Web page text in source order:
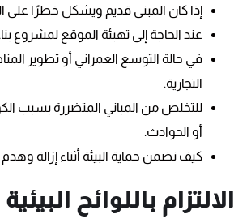
إذا كان المبنى قديم ويشكل خطرًا على
عند الحاجة إلى تهيئة الموقع لمشروع
في حالة التوسع العمراني أو تطوير
التجارية.
للتخلص من المباني المتضررة بسبب
أو الحوادث.
كيف نضمن حماية البيئة أثناء إزالة وهدم
الالتزام باللوائح البيئية